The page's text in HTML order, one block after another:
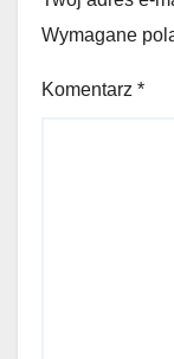
Wymagane
Komentarz *